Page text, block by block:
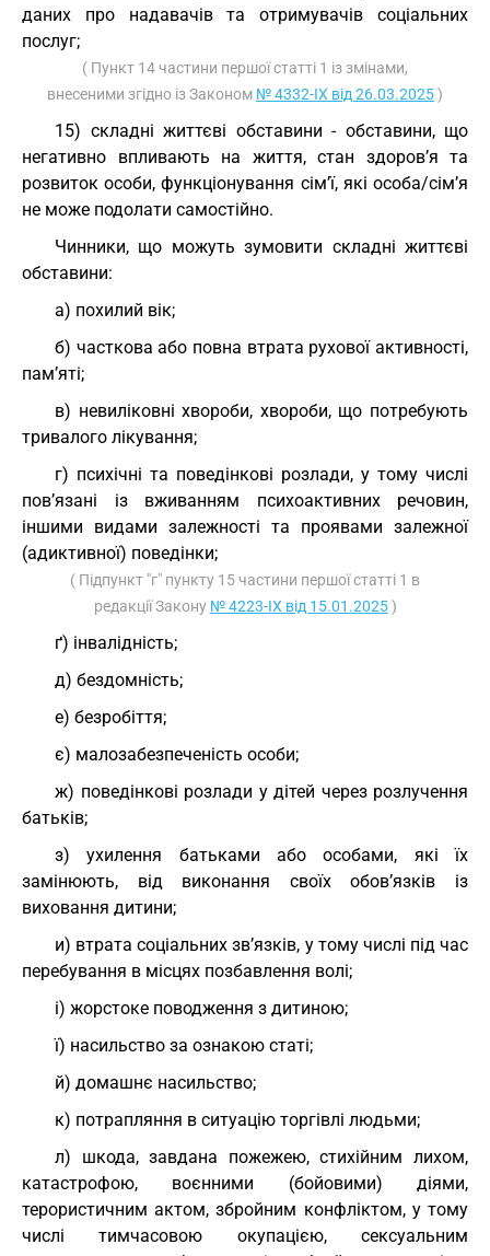
даних про надавачів та отримувачів соціальних
послуг;
( Пункт 14 частини першої статті 1 із змінами,
внесеними згідно із Законом № 4332-IX від 26.03.2025)
15) складні життєві обставини - обставини, що
негативно впливають на життя, стан здоров’я та
розвиток особи, функціонування сім’ї, які особа/сім’я
не може подолати самостійно.
Чинники, що можуть зумовити складні життєві
обставини:
а) похилий вік;
б) часткова або повна втрата рухової активності,
пам’яті;
в) невиліковні хвороби, хвороби, що потребують
тривалого лікування;
г) психічні та поведінкові розлади, у тому числі
пов’язані із вживанням психоактивних речовин,
іншими видами залежності та проявами залежної
(адиктивної) поведінки;
( Підпункт "г" пункту 15 частини першої статті 1 в
редакції Закону № 4223-IX від 15.01.2025)
ґ) інвалідність;
д) бездомність;
е) безробіття;
є) малозабезпеченість особи;
ж) поведінкові розлади у дітей через розлучення
батьків;
з) ухилення батьками або особами, які їх
замінюють, від виконання своїх обов’язків із
виховання дитини;
и) втрата соціальних зв’язків, у тому числі під час
перебування в місцях позбавлення волі;
і) жорстоке поводження з дитиною;
ї) насильство за ознакою статі;
й) домашнє насильство;
к) потрапляння в ситуацію торгівлі людьми;
л) шкода, завдана пожежею, стихійним лихом,
катастрофою, воєнними (бойовими) діями,
терористичним актом, збройним конфліктом, у тому
числі тимчасовою окупацією, сексуальним